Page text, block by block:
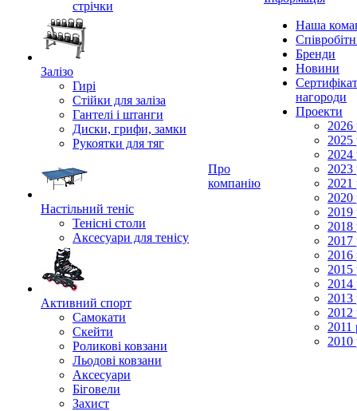
стрічки
Залізо
Гирі
Стійки для заліза
Гантелі і штанги
Диски, грифи, замки
Рукоятки для тяг
Настільний теніс
Тенісні столи
Аксесуари для тенісу
Активний спорт
Самокати
Скейти
Роликові ковзани
Льодові ковзани
Аксесуари
Біговели
Захист
Про
компанію
Наша
Бренди
Новини
нагороди
Проекти
2026
2025
2024
2023
2021
2020
2019
2018
2017
2016
2015
2014
2013
2012
2011
2010